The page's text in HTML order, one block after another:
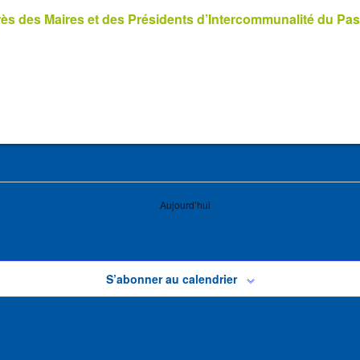
des Maires et des Présidents d’Intercommunalité du
Aujourd’hui
S’abonner au calendrier